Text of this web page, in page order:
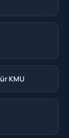
KMU